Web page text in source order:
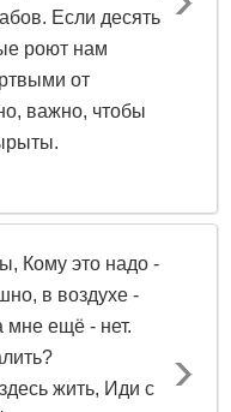
Если десять
роют нам
от
важно, чтобы
Кому это надо -
в воздухе -
мне ещё - нет.
жить, Иди с